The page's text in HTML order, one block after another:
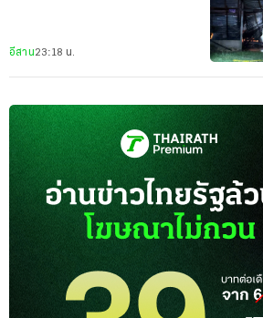
อีสาน 23:18 น.